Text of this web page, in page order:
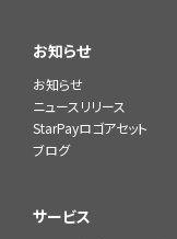
お知らせ
お知らせ
ニュースリリース
StarPayロゴアセット
ブログ
サービス